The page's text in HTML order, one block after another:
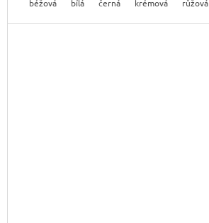
béžová bílá černá krémová růžová